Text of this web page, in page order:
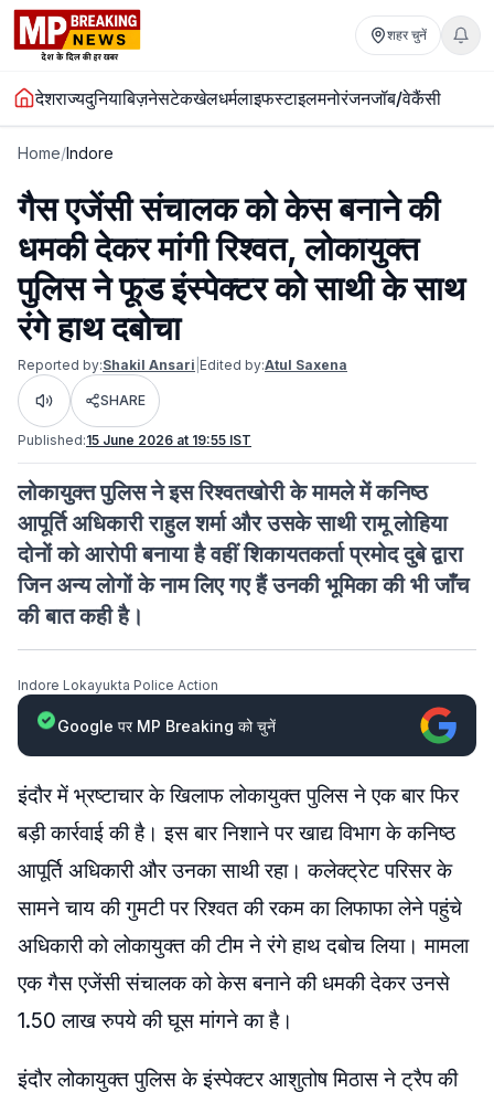
शहर चुनें
देशराज्यदुनियाबिज़नेसटेकखेलधर्मलाइफस्टाइलमनोरंजनजॉब/वेकैंसी
Home/Indore
गैस एजेंसी संचालक को केस बनाने की
धमकी देकर मांगी रिश्वत, लोकायुक्त
पुलिस ने फूड इंस्पेक्टर को साथी के साथ
रंगे हाथ दबोचा
Reported by:Shakil Ansari Edited by:Atul Saxena
Listen SHARE
Published:15 June 2026 at 19:55 IST
लोकायुक्त पुलिस ने इस रिश्वतखोरी के मामले में कनिष्ठ
आपूर्ति अधिकारी राहुल शर्मा और उसके साथी रामू लोहिया
दोनों को आरोपी बनाया है वहीं शिकायतकर्ता प्रमोद दुबे द्वारा
जिन अन्य लोगों के नाम लिए गए हैं उनकी भूमिका की भी जाँच
की बात कही है।
Indore Lokayukta Police Action
Google पर MP Breaking को चुनें
इंदौर में भ्रष्टाचार के खिलाफ लोकायुक्त पुलिस ने एक बार फिर
बड़ी कार्रवाई की है। इस बार निशाने पर खाद्य विभाग के कनिष्ठ
आपूर्ति अधिकारी और उनका साथी रहा। कलेक्ट्रेट परिसर के
सामने चाय की गुमटी पर रिश्वत की रकम का लिफाफा लेने पहुंचे
अधिकारी को लोकायुक्त की टीम ने रंगे हाथ दबोच लिया। मामला
एक गैस एजेंसी संचालक को केस बनाने की धमकी देकर उनसे
1.50 लाख रुपये की घूस मांगने का है।
इंदौर लोकायुक्त पुलिस के इंस्पेक्टर आशुतोष मिठास ने ट्रैप की